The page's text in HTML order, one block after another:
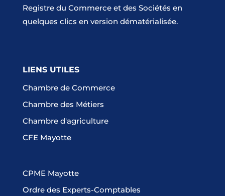
Registre du Commerce et des Sociétés en
quelques clics en version dématérialisée.
LIENS UTILES
Chambre de Commerce
Chambre des Métiers
Chambre d'agriculture
CFE Mayotte
CPME Mayotte
Ordre des Experts-Comptables